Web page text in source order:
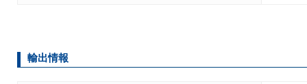
輸出情報